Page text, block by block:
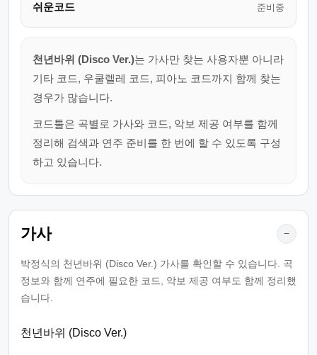
쉬운코드 준비중
천년바위 (Disco Ver.)는 가사만 찾는 사용자뿐 아니라
기타 코드, 우쿨렐레 코드, 피아노 코드까지 함께 찾는
경우가 많습니다.
코드툴은 곡별로 가사와 코드, 악보 제공 여부를 함께
정리해 검색과 연주 준비를 한 번에 할 수 있도록 구성
하고 있습니다.
가사 −
박정식의 천년바위 (Disco Ver.) 가사를 확인할 수 있습니다. 곡
정보와 함께 연주에 필요한 코드, 악보 제공 여부도 함께 정리했
습니다.
천년바위 (Disco Ver.)